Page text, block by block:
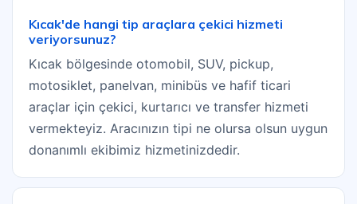
Kıcak'de hangi tip araçlara çekici hizmeti
veriyorsunuz?
Kıcak bölgesinde otomobil, SUV, pickup,
motosiklet, panelvan, minibüs ve hafif ticari
araçlar için çekici, kurtarıcı ve transfer hizmeti
vermekteyiz. Aracınızın tipi ne olursa olsun uygun
donanımlı ekibimiz hizmetinizdedir.